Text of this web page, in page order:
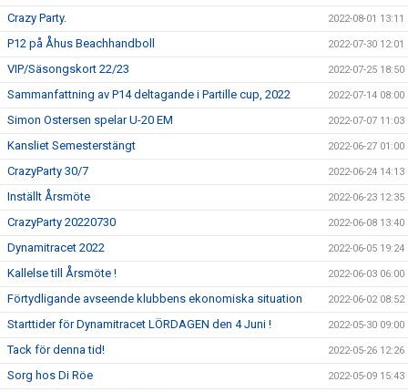
Crazy Party. 2022-08-01 13:11
P12 på Åhus Beachhandboll 2022-07-30 12:01
VIP/Säsongskort 22/23 2022-07-25 18:50
Sammanfattning av P14 deltagande i Partille cup, 2022 2022-07-14 08:00
Simon Ostersen spelar U-20 EM 2022-07-07 11:03
Kansliet Semesterstängt 2022-06-27 01:00
CrazyParty 30/7 2022-06-24 14:13
Inställt Årsmöte 2022-06-23 12:35
CrazyParty 20220730 2022-06-08 13:40
Dynamitracet 2022 2022-06-05 19:24
Kallelse till Årsmöte ! 2022-06-03 06:00
Förtydligande avseende klubbens ekonomiska situation 2022-06-02 08:52
Starttider för Dynamitracet LÖRDAGEN den 4 Juni ! 2022-05-30 09:00
Tack för denna tid! 2022-05-26 12:26
Sorg hos Di Röe 2022-05-09 15:43